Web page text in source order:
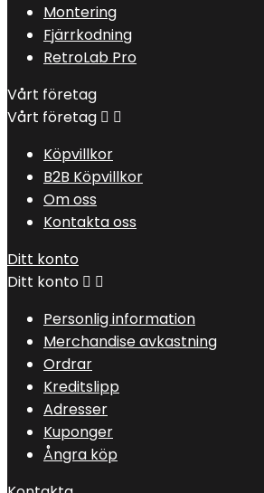
Montering
Fjärrkodning
RetroLab Pro
Vårt företag
Vårt företag  
Köpvillkor
B2B Köpvillkor
Om oss
Kontakta oss
Ditt konto
Ditt konto  
Personlig information
Merchandise avkastning
Ordrar
Kreditslipp
Adresser
Kuponger
Ångra köp